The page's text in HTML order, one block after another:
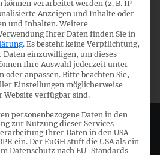
DATUM
2 (IFRS)
12/07/2013
Standards Committee e.V.
können verarbeitet werden (z. B. IP-
Anzeigen und Inhalte oder
und Inhalten. Weitere
Ihrer Daten finden Sie in
. Es besteht keine Verpflichtung,
einzuwilligen, um dieses
Ihre Auswahl jederzeit unter
oder anpassen.Bitte beachten Sie,
Einstellungen möglicherweise
verfügbar sind.
personenbezogene Daten in den
zur Nutzung dieser Services
Ihrer Daten in den USA
ein. Der EuGH stuft die USA als ein
Datenschutz nach EU-Standards